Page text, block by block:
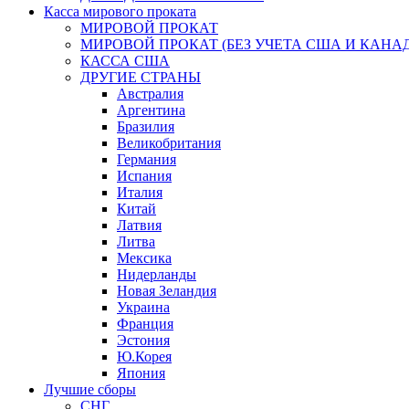
Касса мирового проката
МИРОВОЙ ПРОКАТ
МИРОВОЙ ПРОКАТ (БЕЗ УЧЕТА США И
КАССА США
ДРУГИЕ СТРАНЫ
Австралия
Аргентина
Бразилия
Великобритания
Германия
Испания
Италия
Китай
Латвия
Литва
Мексика
Нидерланды
Новая Зеландия
Украина
Франция
Эстония
Ю.Корея
Япония
Лучшие сборы
СНГ